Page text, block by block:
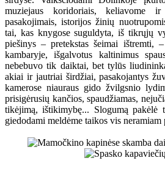
muziejaus koridoriais, keliavome
pasakojimais, istorijos žinių
tai, kas knygose suguldyta, iš tikrųjų
piešinys – pretekstas šeimai ištremti,
kambaryje, išgalvotus kaltinimus
nebebuvo tik daiktai, bet tylūs
akiai ir jautriai širdžiai, pasakojantys
kamerose niauraus gido žvilgsnio
prisigėrusių kančios, spaudžiamas,
tikėjimą, ištikimybę... Slogumą pakėlė
giedodami meldėme taikos vis neramiam